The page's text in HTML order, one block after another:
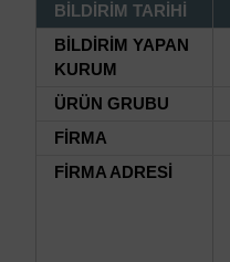
BİLDİRİM TARİHİ
BİLDİRİM YAPAN
KURUM
ÜRÜN GRUBU
FİRMA
FİRMA ADRESİ